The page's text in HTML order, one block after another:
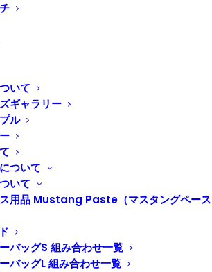
いて
ギャラリー
ル
ついて
いて
用品 Mustang Paste（マスタングペース
バッグS 組み合わせ一覧
バッグL 組み合わせ一覧
し革を使用した革製マウスパッド。な
マウスの滑りもよく革のナチュラルな
。裏面にはキャメル色の豚スエードを
役割があり机としっかりグリップしま
にも対応しているので、ご自身用には
トやギフトにもおすすめです。使い込
へと変わっていく革の質感をお楽しみ